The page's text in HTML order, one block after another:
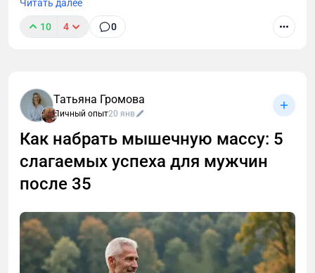
третью заявку.
Читать далее
10 4 0
Татьяна Громова
Личный опыт20 янв
Как набрать мышечную массу: 5
слагаемых успеха для мужчин
после 35